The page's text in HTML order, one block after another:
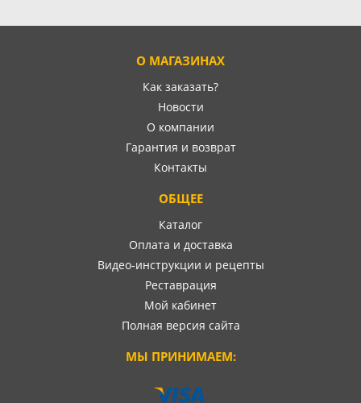
О МАГАЗИНАХ
Как заказать?
Новости
О компании
Гарантия и возврат
Контакты
ОБЩЕЕ
Каталог
Оплата и доставка
Видео-инструкции и рецепты
Реставрация
Мой кабинет
Полная версия сайта
МЫ ПРИНИМАЕМ: